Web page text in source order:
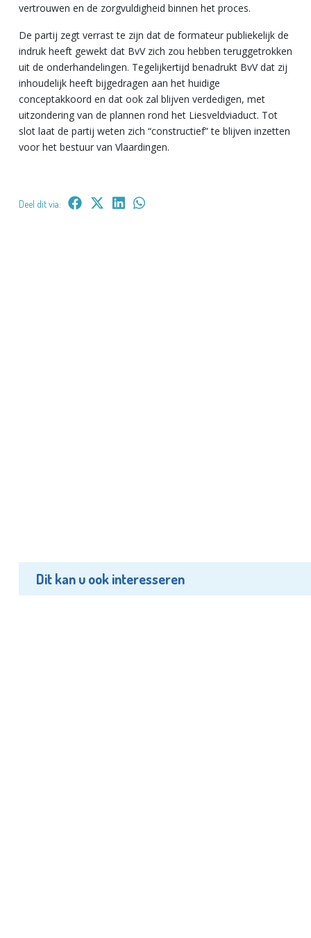
vertrouwen en de zorgvuldigheid binnen het proces.
De partij zegt verrast te zijn dat de formateur publiekelijk de
indruk heeft gewekt dat BvV zich zou hebben teruggetrokken
uit de onderhandelingen. Tegelijkertijd benadrukt BvV dat zij
inhoudelijk heeft bijgedragen aan het huidige
conceptakkoord en dat ook zal blijven verdedigen, met
uitzondering van de plannen rond het Liesveldviaduct. Tot
slot laat de partij weten zich “constructief” te blijven inzetten
voor het bestuur van Vlaardingen.
Deel dit via:
Dit kan u ook interesseren